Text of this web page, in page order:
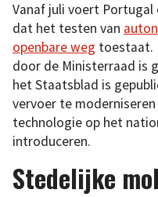
Vanaf juli voert
dat het testen van
openbare weg toestaat.
door de Ministerraad is
het Staatsblad is
vervoer te
technologie op het
introduceren.
Stedelijke